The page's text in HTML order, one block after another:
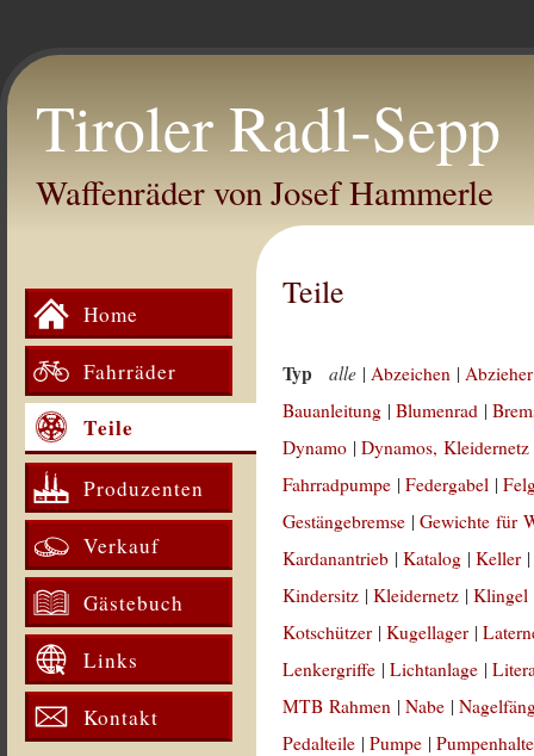
Tiroler Radl-Sepp
Waffenräder von Josef Hammerle
Home
Fahrräder
Teile
Produzenten
Verkauf
Gästebuch
Links
Kontakt
Teile
Typ alle |Abzeichen |
Bauanleitung |Blumenrad |
Dynamo |Dynamos, Kleidernetz
Fahrradpumpe |Federgabel |
Gestängebremse |Gewichte für
Kardanantrieb |Katalog |Keller
Kindersitz |Kleidernetz |Klingel
Kotschützer |Kugellager |
Lenkergriffe |Lichtanlage |
MTB Rahmen |Nabe |
Pedalteile |Pumpe |